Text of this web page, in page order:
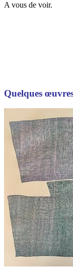
A vous de voir.
Quelques